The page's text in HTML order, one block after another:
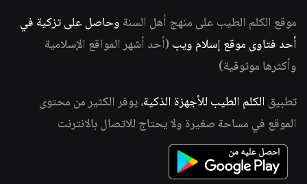
موقع الكلم الطيب على منهج أهل السنة وحاصل على تزكية في
أحد فتاوى موقع إسلام ويب (أحد أشهر المواقع الإسلامية
وأكثرها موثوقية)
تطبيق الكلم الطيب للأجهزة الذكية، يوفر الكثير من محتوى
الموقع في مساحة صغيرة ولا يحتاج للاتصال بالانترنت